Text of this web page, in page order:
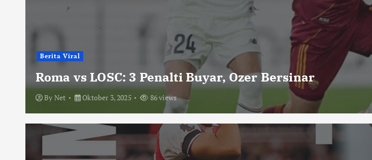
Berita Viral
Roma vs LOSC: 3 Penalti Buyar, Ozer Bersinar
By Net Oktober 3, 2025 86 views